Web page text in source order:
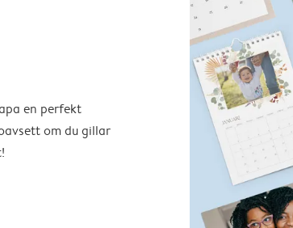
en perfekt
om du gillar